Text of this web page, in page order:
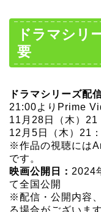
ドラマシリ
要
ドラマシリーズ配
21:00よりPrime
11月28日（木）
12月5日（木）21
※作品の視聴には
です。
映画公開日： 2024
て全国公開
※配信・公開内容
る場合がございます